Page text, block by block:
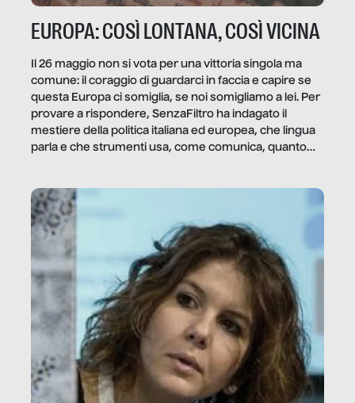
EUROPA: COSÌ LONTANA, COSÌ VICINA
Il 26 maggio non si vota per una vittoria singola ma
comune: il coraggio di guardarci in faccia e capire se
questa Europa ci somiglia, se noi somigliamo a lei. Per
provare a rispondere, SenzaFiltro ha indagato il
mestiere della politica italiana ed europea, che lingua
parla e che strumenti usa, come comunica, quanto